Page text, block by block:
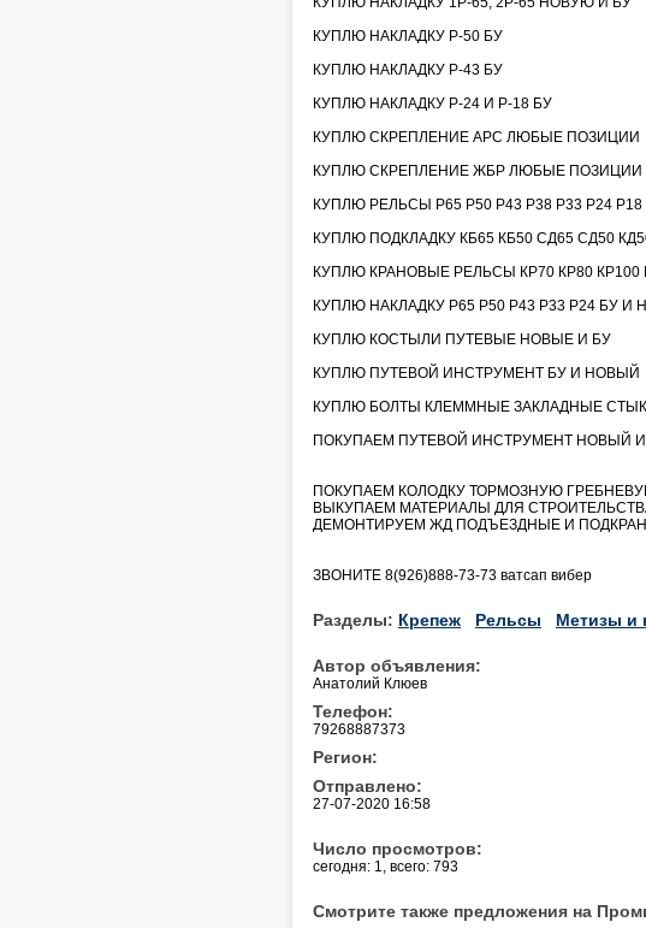
КУПЛЮ НАКЛАДКУ Р-50 БУ
КУПЛЮ НАКЛАДКУ Р-43 БУ
КУПЛЮ НАКЛАДКУ Р-24 И Р-18 БУ
КУПЛЮ СКРЕПЛЕНИЕ АРС ЛЮБЫЕ ПОЗИЦИИ
КУПЛЮ СКРЕПЛЕНИЕ ЖБР ЛЮБЫЕ ПОЗИЦИИ
КУПЛЮ РЕЛЬСЫ Р65 Р50 Р43 Р38 Р33 Р24
КУПЛЮ ПОДКЛАДКУ КБ65 КБ50 СД65 СД50
КУПЛЮ КРАНОВЫЕ РЕЛЬСЫ КР70 КР80 КР100
КУПЛЮ НАКЛАДКУ Р65 Р50 Р43 Р33 Р24 БУ И
КУПЛЮ КОСТЫЛИ ПУТЕВЫЕ НОВЫЕ И БУ
КУПЛЮ ПУТЕВОЙ ИНСТРУМЕНТ БУ И НОВЫЙ
КУПЛЮ БОЛТЫ КЛЕММНЫЕ ЗАКЛАДНЫЕ
ПОКУПАЕМ ПУТЕВОЙ ИНСТРУМЕНТ НОВЫЙ И
ПОКУПАЕМ КОЛОДКУ ТОРМОЗНУЮ
ВЫКУПАЕМ МАТЕРИАЛЫ ДЛЯ
ДЕМОНТИРУЕМ ЖД ПОДЪЕЗДНЫЕ И
ЗВОНИТЕ 8(926)888-73-73 ватсап вибер
Разделы: Крепеж Рельсы Метизы и
Автор объявления:
Анатолий Клюев
Телефон:
79268887373
Регион:
Отправлено:
27-07-2020 16:58
Число просмотров:
сегодня: 1, всего: 793
Смотрите также предложения на